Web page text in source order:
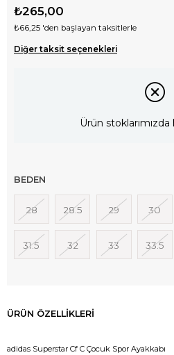
₺265,00
₺66,25 'den başlayan taksitlerle
Diğer taksit seçenekleri
Ürün stoklarımızda
BEDEN
28 28.5 29 30
31.5 32 33 33.5
ÜRÜN ÖZELLIKLERI
adidas Superstar Cf C Çocuk Spor Ayakkabı